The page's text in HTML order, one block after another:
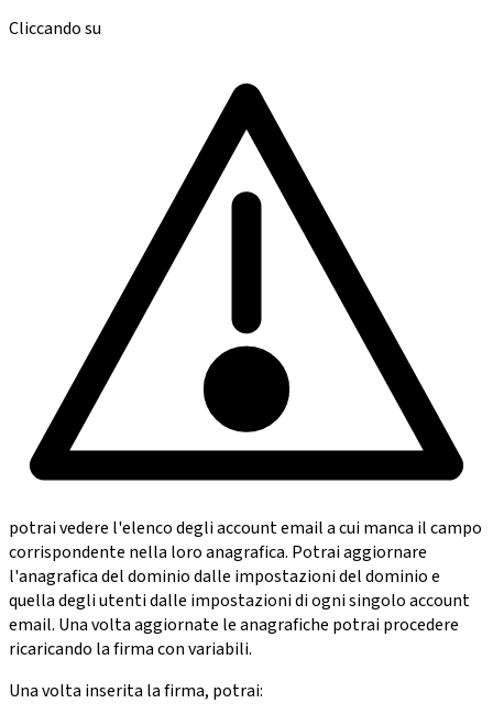
Cliccando su
potrai vedere l'elenco degli account email a cui manca il campo
corrispondente nella loro anagrafica. Potrai aggiornare
l'anagrafica del dominio dalle impostazioni del dominio e
quella degli utenti dalle impostazioni di ogni singolo account
email. Una volta aggiornate le anagrafiche potrai procedere
ricaricando la firma con variabili.
Una volta inserita la firma, potrai: